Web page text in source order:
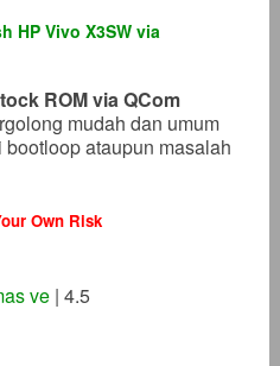
HP Vivo X3SW via
ROM via QCom
mudah dan umum
ataupun masalah
Own Risk
ve | 4.5